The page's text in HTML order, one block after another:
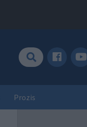
Prozis